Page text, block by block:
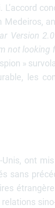
Version 2.0
not
»
les
ont
sans